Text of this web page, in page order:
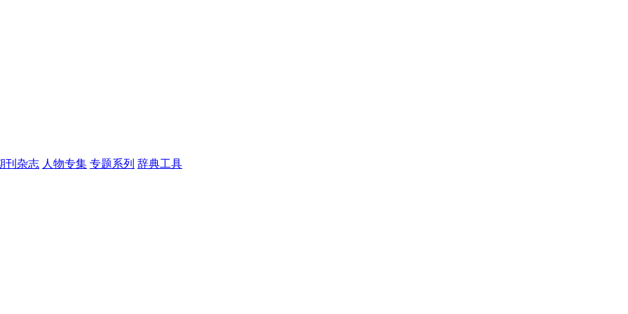
刊杂志 人物专集 专题系列 辞典工具